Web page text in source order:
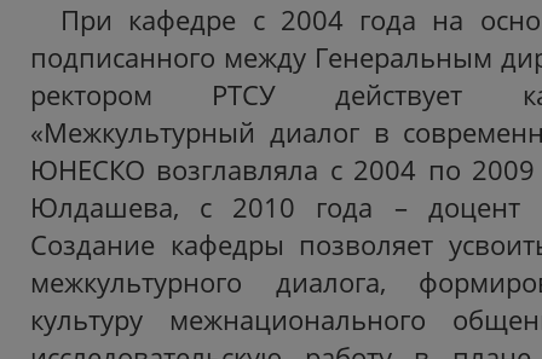
При кафедре с 2004 года на
подписанного между Генеральным
ректором РТСУ действует
«Межкультурный диалог в
ЮНЕСКО возглавляла с 2004 по
Юлдашева, с 2010 года – доцент
Создание кафедры позволяет
межкультурного диалога,
культуру межнационального